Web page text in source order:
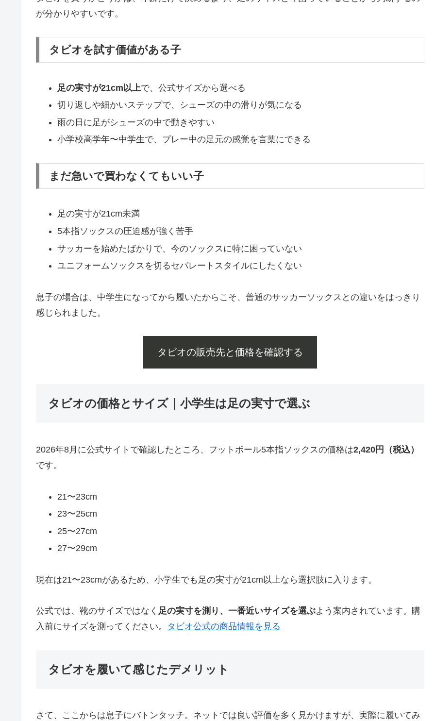
が分かりやすいです。
タビオを試す価値がある子
足の実寸が21cm以上で、公式サイズから選べる
切り返しや細かいステップで、シューズの中の滑りが気になる
雨の日に足がシューズの中で動きやすい
小学校高学年〜中学生で、プレー中の足元の感覚を言葉にできる
まだ急いで買わなくてもいい子
足の実寸が21cm未満
5本指ソックスの圧迫感が強く苦手
サッカーを始めたばかりで、今のソックスに特に困っていない
ユニフォームソックスを切るセパレートスタイルにしたくない
息子の場合は、中学生になってから履いたからこそ、普通のサッカーソックスとの違いをはっきり
感じられました。
タビオの販売先と価格を確認する
タビオの価格とサイズ｜小学生は足の実寸で選ぶ
2026年8月に公式サイトで確認したところ、フットボール5本指ソックスの価格は2,420円（税込）
です。
21〜23cm
23〜25cm
25〜27cm
27〜29cm
現在は21〜23cmがあるため、小学生でも足の実寸が21cm以上なら選択肢に入ります。
公式では、靴のサイズではなく 足の実寸を測り、一番近いサイズを選ぶよう案内されています。購
入前にサイズを測ってください。 タビオ公式の商品情報を見る
タビオを履いて感じたデメリット
さて、ここからは息子にバトンタッチ。ネットでは良い評価を多く見かけますが、実際に履いてみ